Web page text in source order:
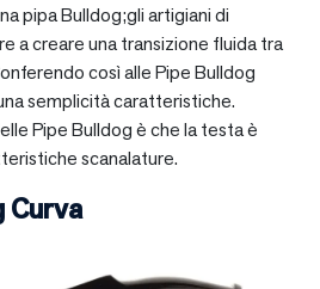
pipa Bulldog;gli artigiani di
a creare una transizione fluida tra
così alle Pipe Bulldog
semplicità caratteristiche.
Pipe Bulldog è che la testa è
scanalature.
Curva